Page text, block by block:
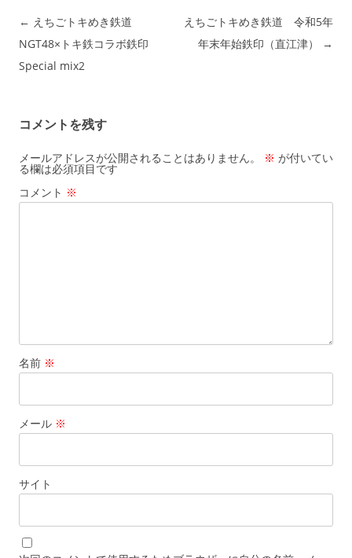
投稿ナビゲーション
← えちごトキめき鉄道
NGT48×トキ鉄コラボ鉄印
Special mix2
えちごトキめき鉄道 令和5年
年末年始鉄印（直江津）
→
コメントを残す
メールアドレスが公開されることはありません。 ※ が付いてい
る欄は必須項目です
コメント ※
名前 ※
メール ※
サイト